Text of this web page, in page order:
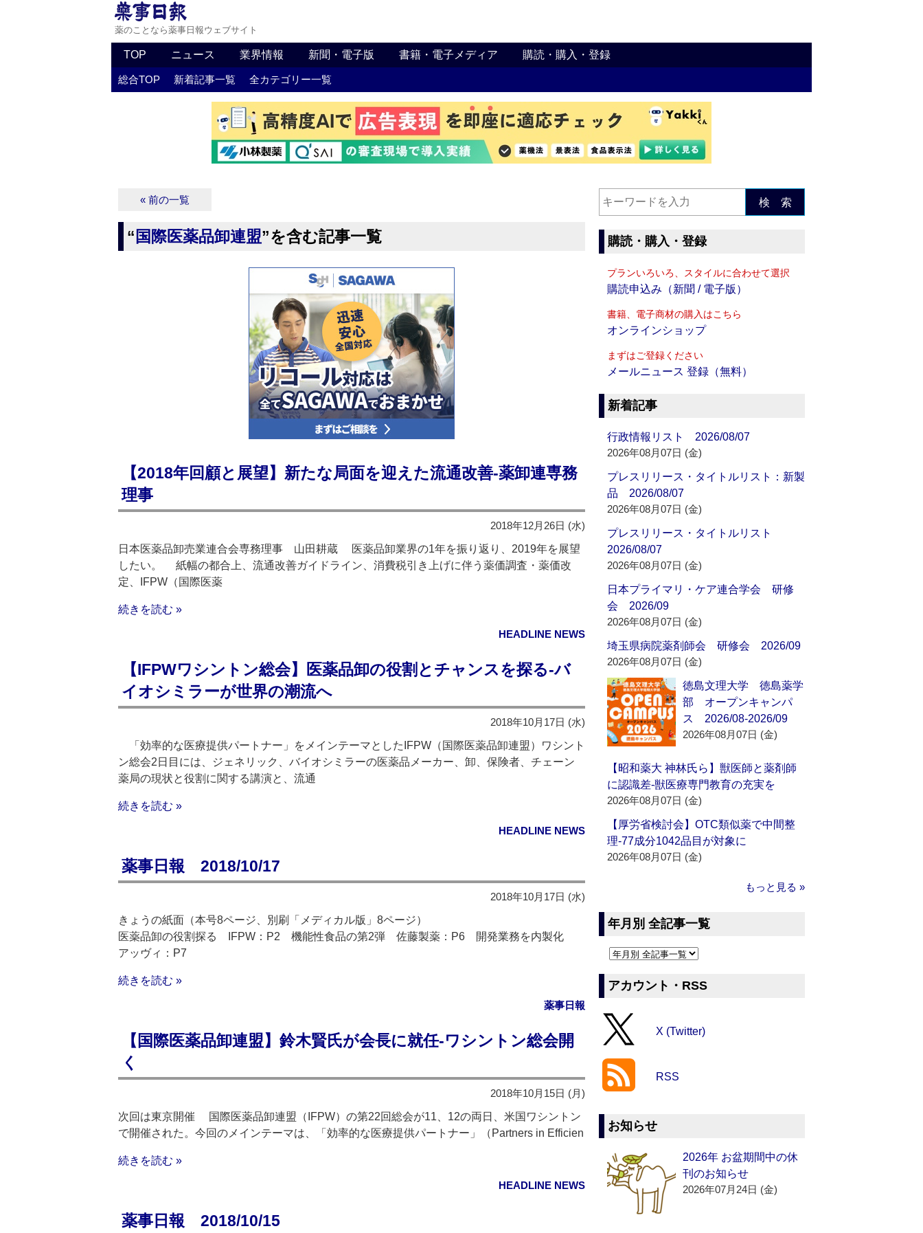
薬のことなら薬事日報ウェブサイト
TOP ニュース 業界情報 新聞・電子版 書籍・電子メディア 購読・購入・登録
総合TOP 新着記事一覧 全カテゴリー一覧
« 前の一覧
“ 国際医薬品卸連盟”を含む記事一覧
【2018年回顧と展望】新たな局面を迎えた流通改善‐薬卸連専務
理事
2018年12月26日 (水)
日本医薬品卸売業連合会専務理事 山田耕蔵 医薬品卸業界の1年を振り返り、2019年を展望
したい。 紙幅の都合上、流通改善ガイドライン、消費税引き上げに伴う薬価調査・薬価改
定、IFPW（国際医薬
続きを読む »
HEADLINE NEWS
【IFPWワシントン総会】医薬品卸の役割とチャンスを探る‐バ
イオシミラーが世界の潮流へ
2018年10月17日 (水)
「効率的な医療提供パートナー」をメインテーマとしたIFPW（国際医薬品卸連盟）ワシント
ン総会2日目には、ジェネリック、バイオシミラーの医薬品メーカー、卸、保険者、チェーン
薬局の現状と役割に関する講演と、流通
続きを読む »
HEADLINE NEWS
薬事日報 2018/10/17
2018年10月17日 (水)
きょうの紙面（本号8ページ、別刷「メディカル版」8ページ）
医薬品卸の役割探る IFPW：P2 機能性食品の第2弾 佐藤製薬：P6 開発業務を内製化
アッヴィ：P7
続きを読む »
薬事日報
【国際医薬品卸連盟】鈴木賢氏が会長に就任‐ワシントン総会開
く
2018年10月15日 (月)
次回は東京開催 国際医薬品卸連盟（IFPW）の第22回総会が11、12の両日、米国ワシントン
で開催された。今回のメインテーマは、「効率的な医療提供パートナー」（Partners in Efficien
続きを読む »
HEADLINE NEWS
薬事日報 2018/10/15
検 索
購読・購入・登録
プランいろいろ、スタイルに合わせて選択
購読申込み（新聞 / 電子版）
書籍、電子商材の購入はこちら
オンラインショップ
まずはご登録ください
メールニュース 登録（無料）
新着記事
行政情報リスト 2026/08/07
2026年08月07日 (金)
プレスリリース・タイトルリスト：新製
品 2026/08/07
2026年08月07日 (金)
プレスリリース・タイトルリスト
2026/08/07
2026年08月07日 (金)
日本プライマリ・ケア連合学会 研修
会 2026/09
2026年08月07日 (金)
埼玉県病院薬剤師会 研修会 2026/09
2026年08月07日 (金)
徳島文理大学 徳島薬学
部 オープンキャンパ
ス 2026/08-2026/09
2026年08月07日 (金)
【昭和薬大 神林氏ら】獣医師と薬剤師
に認識差‐獣医療専門教育の充実を
2026年08月07日 (金)
【厚労省検討会】OTC類似薬で中間整
理‐77成分1042品目が対象に
2026年08月07日 (金)
もっと見る »
年月別 全記事一覧
アカウント・RSS
X (Twitter)
RSS
お知らせ
2026年 お盆期間中の休
刊のお知らせ
2026年07月24日 (金)